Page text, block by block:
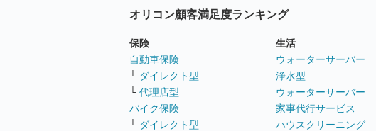
オリコン顧客満足度ランキング
保険
自動車保険
└ ダイレクト型
└ 代理店型
バイク保険
└ ダイレクト型
生活
ウォーターサーバー
浄水型
ウォーターサーバー
家事代行サービス
ハウスクリーニング